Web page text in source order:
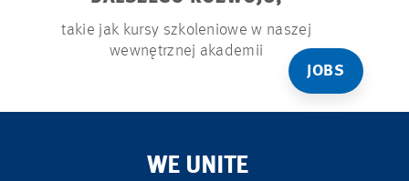
JOBS
takie jak kursy szkoleniowe w naszej
wewnętrznej akademii
WE UNITE